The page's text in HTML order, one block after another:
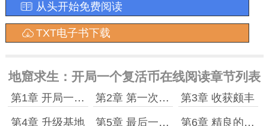
从头开始免费阅读
TXT电子书下载
地窟求生：开局一个复活币在线阅读章节列表
第1章 开局一枚复活币 第2章 第一次挖掘 第3章 收获颇丰
第4章 升级基地 第5章 最后一次挖掘机会 第6章 精良的坷垃手弩蓝图